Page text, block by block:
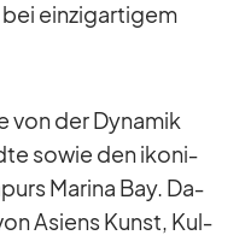
ein­zig­ar­ti­gem
von der Dy­na­mik
so­wie den iko­ni­
Ma­rina Bay. Da­
Asi­ens Kunst, Kul­